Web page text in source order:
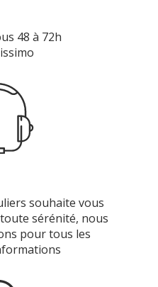
48 à 72h
souhaite vous
sérénité, nous
pour tous les